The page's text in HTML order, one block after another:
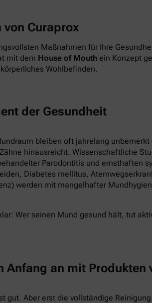
von Curaprox
Maßnahmen für Ihre
mit dem House of Mouth ein Konzept
Wohlbefinden.
der Gesundheit
bleiben oft jahrelang
hinausreicht. Wissenschaftliche
Parodontitis und ernsthaften
Diabetes mellitus,
werden mit mangelhafter
Wer seinen Mund gesund hält, tut
Anfang an mit Produkten
gut. Aber erst die vollständige